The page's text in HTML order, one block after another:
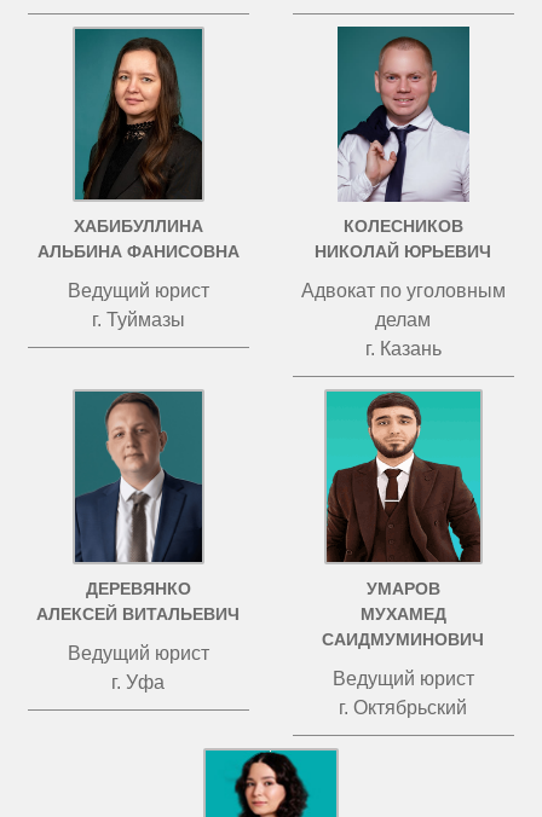
ХАБИБУЛЛИНА
АЛЬБИНА ФАНИСОВНА
Ведущий юрист
г. Туймазы
КОЛЕСНИКОВ
НИКОЛАЙ ЮРЬЕВИЧ
Адвокат по уголовным
делам
г. Казань
ДЕРЕВЯНКО
АЛЕКСЕЙ ВИТАЛЬЕВИЧ
Ведущий юрист
г. Уфа
УМАРОВ
МУХАМЕД
САИДМУМИНОВИЧ
Ведущий юрист
г. Октябрьский